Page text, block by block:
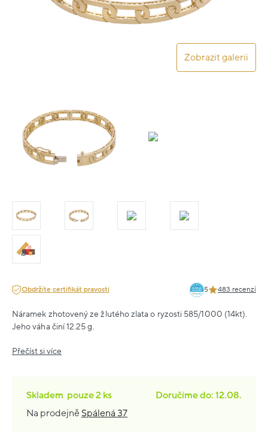
Zobrazit galerii
Obdržíte certifikát pravosti 5 483 recenzí
Náramek zhotovený ze žlutého zlata o ryzosti 585/1000 (14kt).
Jeho váha činí 12.25 g.
Přečíst si více
Skladem pouze2 ks
Doručíme do: 12.08.
Na prodejně Spálená 37